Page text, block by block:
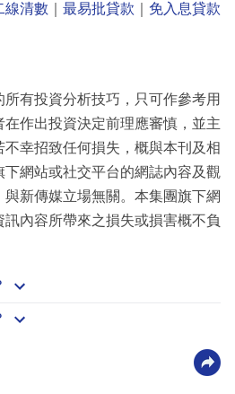
線清數 最易批貸款
免入息貸款
有投資分析技巧，只可作參考用
作出投資決定前理應審慎，並主
幸招致任何損失，概與本刊及相
網站或社交平台的網誌內容及觀
新傳媒立場無關。本集團旗下網
內容所帶來之損失或損害概不負